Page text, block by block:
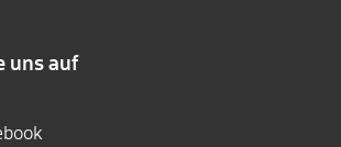
uns auf